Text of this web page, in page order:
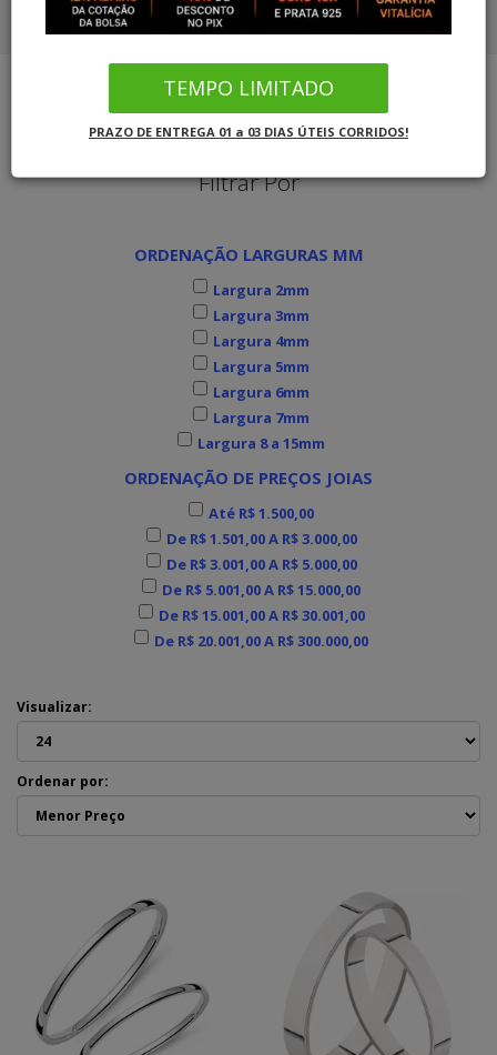
CORDÕES OURO 18KCOMBO ALIANÇAS OURO SOLITÁRIO
COMBO ALIANÇAS PRATA SOLITÁRIO
Alianças de Ouro Branco
Filtrar Por
ORDENAÇÃO LARGURAS MM
Largura 2mm
Largura 3mm
Largura 4mm
Largura 5mm
Largura 6mm
Largura 7mm
Largura 8 a 15mm
ORDENAÇÃO DE PREÇOS JOIAS
Até R$ 1.500,00
De R$ 1.501,00 A R$ 3.000,00
De R$ 3.001,00 A R$ 5.000,00
De R$ 5.001,00 A R$ 15.000,00
De R$ 15.001,00 A R$ 30.001,00
De R$ 20.001,00 A R$ 300.000,00
Visualizar:
Ordenar por:
TEMPO LIMITADO
PRAZO DE ENTREGA 01 a 03 DIAS ÚTEIS CORRIDOS!